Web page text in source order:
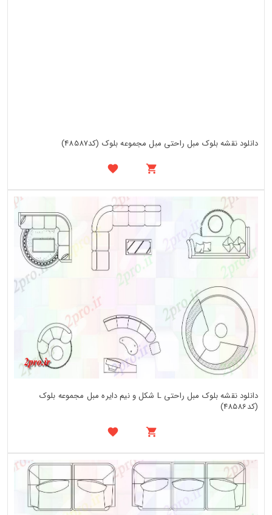
دانلود نقشه بلوک مبل راحتی مبل مجموعه بلوک (کد48587)
دانلود نقشه بلوک مبل راحتی L شکل و نیم دایره مبل مجموعه بلوک
(کد48586)